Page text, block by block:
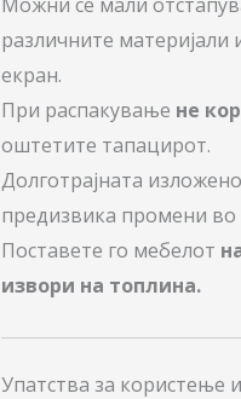
различните
екран.
При распакување не
оштетите тапацирот.
Долготрајната
предизвика промени во
Поставете го мебелот
извори на топлина.
Упатства за користење